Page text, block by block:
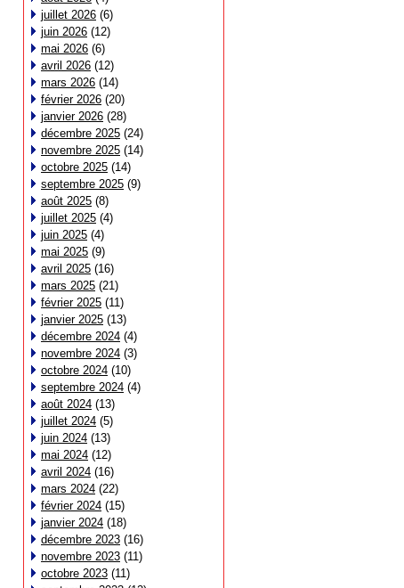
juillet 2026 (6)
juin 2026 (12)
mai 2026 (6)
avril 2026 (12)
mars 2026 (14)
février 2026 (20)
janvier 2026 (28)
décembre 2025 (24)
novembre 2025 (14)
octobre 2025 (14)
septembre 2025 (9)
août 2025 (8)
juillet 2025 (4)
juin 2025 (4)
mai 2025 (9)
avril 2025 (16)
mars 2025 (21)
février 2025 (11)
janvier 2025 (13)
décembre 2024 (4)
novembre 2024 (3)
octobre 2024 (10)
septembre 2024 (4)
août 2024 (13)
juillet 2024 (5)
juin 2024 (13)
mai 2024 (12)
avril 2024 (16)
mars 2024 (22)
février 2024 (15)
janvier 2024 (18)
décembre 2023 (16)
novembre 2023 (11)
octobre 2023 (11)